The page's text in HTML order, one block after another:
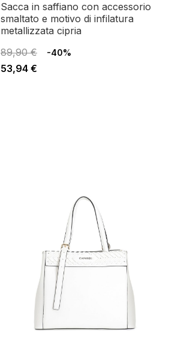
sacca in saffiano con accessorio
smaltato e motivo di infilatura
metallizzata cipria
89,90 €
-40%
53,94 €